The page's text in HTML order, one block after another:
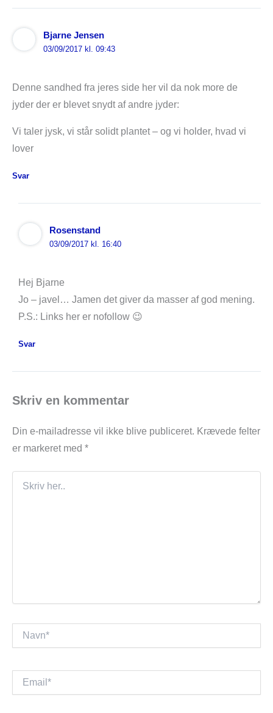
Bjarne Jensen
03/09/2017 kl. 09:43
Denne sandhed fra jeres side her vil da nok more de
jyder der er blevet snydt af andre jyder:
Vi taler jysk, vi står solidt plantet – og vi holder, hvad vi
lover
Svar
Rosenstand
03/09/2017 kl. 16:40
Hej Bjarne
Jo – javel… Jamen det giver da masser af god mening.
P.S.: Links her er nofollow 😉
Svar
Skriv en kommentar
Din e-mailadresse vil ikke blive publiceret. Krævede felter
er markeret med *
her..
Email*